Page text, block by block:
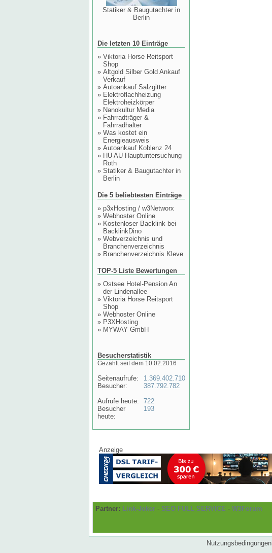
Statiker & Baugutachter in
Berlin
Die letzten 10 Einträge
» Viktoria Horse Reitsport
Shop
» Altgold Silber Gold Ankauf
Verkauf
» Autoankauf Salzgitter
» Elektroflachheizung
Elektroheizkörper
» Nanokultur Media
» Fahrradträger &
Fahrradhalter
» Was kostet ein
Energieausweis
» Autoankauf Koblenz 24
» HU AU Hauptuntersuchung
Roth
» Statiker & Baugutachter in
Berlin
Die 5 beliebtesten Einträge
» p3xHosting / w3Networx
» Webhoster Online
» Kostenloser Backlink bei
BacklinkDino
» Webverzeichnis und
Branchenverzeichnis
» Branchenverzeichnis Kleve
TOP-5 Liste Bewertungen
» Ostsee Hotel-Pension An
der Lindenallee
» Viktoria Horse Reitsport
Shop
» Webhoster Online
» P3XHosting
» MYWAY GmbH
Besucherstatistik
Gezählt seit dem 10.02.2016
Seitenaufrufe:
Besucher:
Aufrufe heute:
Besucher
heute:
1.369.402.710
387.792.782
722
193
Anzeige
Partner: Link-Joker - SEO FULL SERVICE - W3Forum
Nutzungsbedingungen